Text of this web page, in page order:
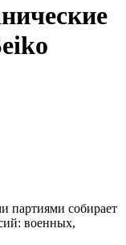
партиями собирает
военных,